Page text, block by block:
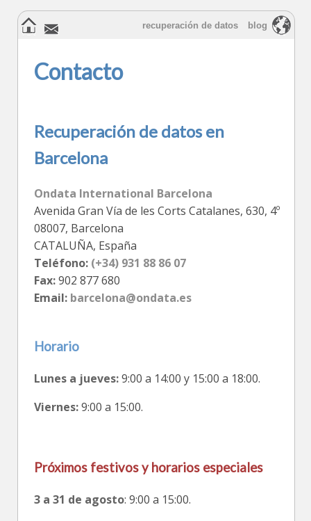
recuperación de datos blog
Contacto
Recuperación de datos en
Barcelona
Ondata International Barcelona
Avenida Gran Vía de les Corts Catalanes, 630, 4º
08007, Barcelona
CATALUÑA, España
Teléfono: (+34) 931 88 86 07
Fax: 902 877 680
Email: barcelona@ondata.es
Horario
Lunes a jueves:9:00 a 14:00 y 15:00 a 18:00.
Viernes:9:00 a 15:00.
Próximos festivos y horarios especiales
3 a 31 de agosto: 9:00 a 15:00.